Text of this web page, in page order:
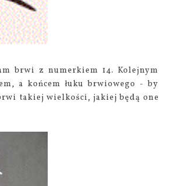
brwi z numerkiem 14. Kolejnym
a końcem łuku brwiowego - by
takiej wielkości, jakiej będą one